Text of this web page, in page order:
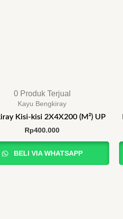
0 Produk Terjual
Kayu Bengkiray
Kisi-kisi 2X4X200 (M²) UP
Rp400.000
BELI VIA WHATSAPP